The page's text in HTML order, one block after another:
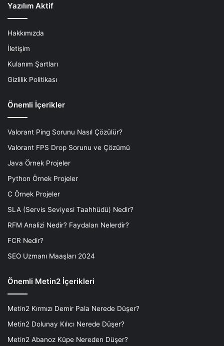
Yazılım Aktif
Hakkımızda
İletişim
Kulanım Şartları
Gizlilik Politikası
Önemli İçerikler
Valorant Ping Sorunu Nasıl Çözülür?
Valorant FPS Drop Sorunu ve Çözümü
Java Örnek Projeler
Python Örnek Projeler
C Örnek Projeler
SLA (Servis Seviyesi Taahhüdü) Nedir?
RFM Analizi Nedir? Faydaları Nelerdir?
FCR Nedir?
SEO Uzmanı Maaşları 2024
Önemli Metin2 İçerikleri
Metin2 Kırmızı Demir Pala Nerede Düşer?
Metin2 Dolunay Kılıcı Nerede Düşer?
Metin2 Abanoz Küpe Nereden Düşer?